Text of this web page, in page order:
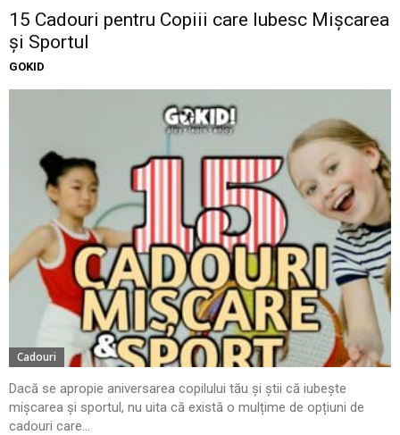
15 Cadouri pentru Copiii care Iubesc Mișcarea
și Sportul
GOKID
Cadouri
Dacă se apropie aniversarea copilului tău și știi că iubește
mișcarea și sportul, nu uita că există o mulțime de opțiuni de
cadouri care...